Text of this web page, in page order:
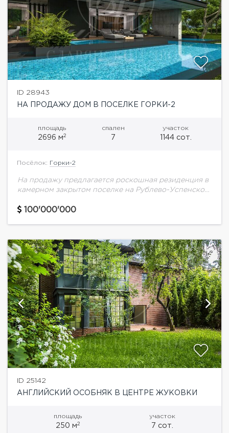
ID 28943
НА ПРОДАЖУ ДОМ В ПОСЕЛКЕ ГОРКИ-2
площадь
2696 м2
спален
7
участок
1144 сот.
Посёлок: Горки-2
На продажу предлагается роскошная резиденция в
камерном закрытом поселке на Рублево-Успенском
требованиям комфорта и роскоши в современном
100'000'000
ID 25142
АНГЛИЙСКИЙ ОСОБНЯК В ЦЕНТРЕ ЖУКОВКИ
площадь
250 м2
участок
7 сот.